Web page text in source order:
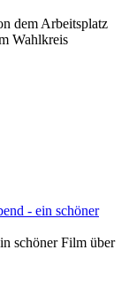
dem Arbeitsplatz
Wahlkreis
schöner Film über